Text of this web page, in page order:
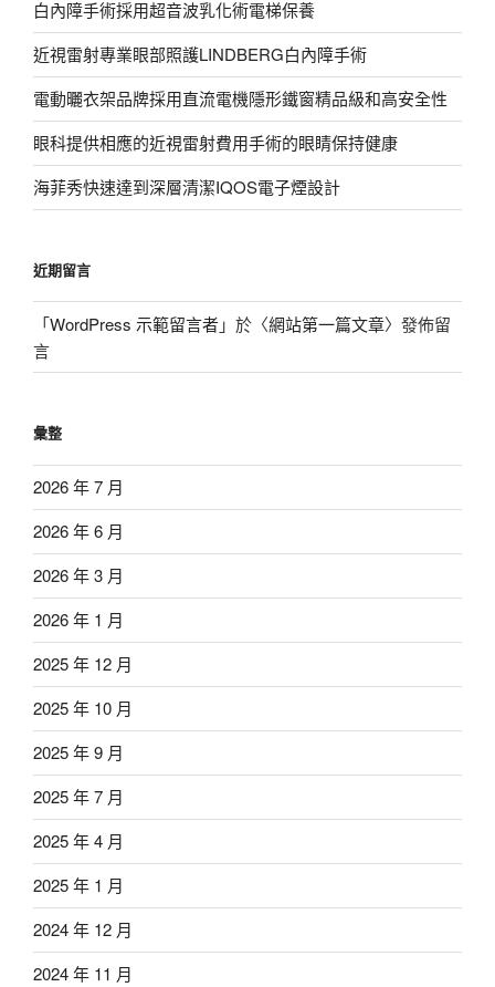
白內障手術採用超音波乳化術電梯保養
近視雷射專業眼部照護LINDBERG白內障手術
電動曬衣架品牌採用直流電機隱形鐵窗精品級和高安全性
眼科提供相應的近視雷射費用手術的眼睛保持健康
海菲秀快速達到深層清潔IQOS電子煙設計
近期留言
「WordPress 示範留言者」於〈網站第一篇文章〉發佈留
言
彙整
2026 年 7 月
2026 年 6 月
2026 年 3 月
2026 年 1 月
2025 年 12 月
2025 年 10 月
2025 年 9 月
2025 年 7 月
2025 年 4 月
2025 年 1 月
2024 年 12 月
2024 年 11 月